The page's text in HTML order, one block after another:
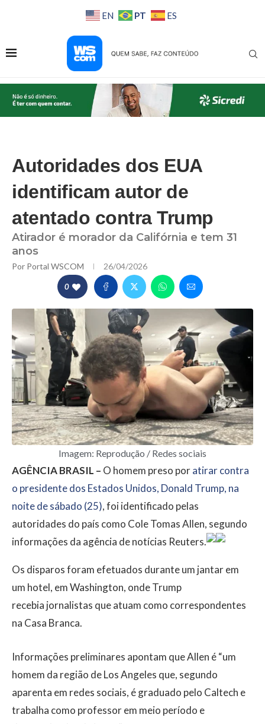
EN PT ES
Autoridades dos EUA
identificam autor de
atentado contra Trump
Atirador é morador da Califórnia e tem 31
anos
Por Portal WSCOM 26/04/2026
0
Imagem: Reprodução / Redes sociais
AGÊNCIA BRASIL – O homem preso poratirar contra
o presidente dos Estados Unidos, Donald Trump, na
noite de sábado (25), foi identificado pelas
autoridades do país como Cole Tomas Allen, segundo
informações da agência de notícias Reuters.
Os disparos foram efetuados durante um jantar em
um hotel, em Washington, onde Trump
recebia jornalistas que atuam como correspondentes
na Casa Branca.
Informações preliminares apontam que Allen é “um
homem da região de Los Angeles que, segundo
aparenta em redes sociais, é graduado pelo Caltech e
trabalha como professor em meio período e